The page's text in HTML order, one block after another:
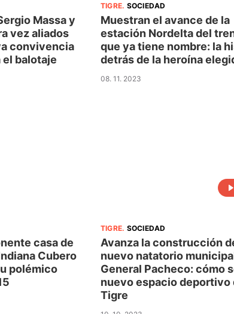
Massa y
vez aliados
convivencia
el balotaje
TIGRE. SOCIEDAD
Muestran el avance de la
estación Nordelta del
que ya tiene nombre: la
detrás de la heroína
08. 11. 2023
casa de
Cubero
polémico
TIGRE. SOCIEDAD
Avanza la construcción
nuevo natatorio
General Pacheco: cómo
nuevo espacio deportivo
Tigre